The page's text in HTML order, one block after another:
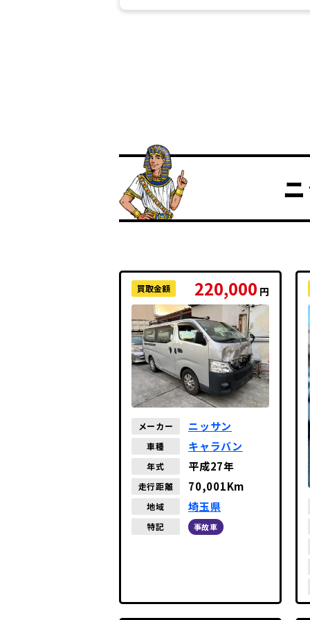
買取金額 220,000 円
メーカー ニッサン
車種 キャラバン
年式 平成27年
走行距離 70,001Km
地域 埼玉県
特記 事故車